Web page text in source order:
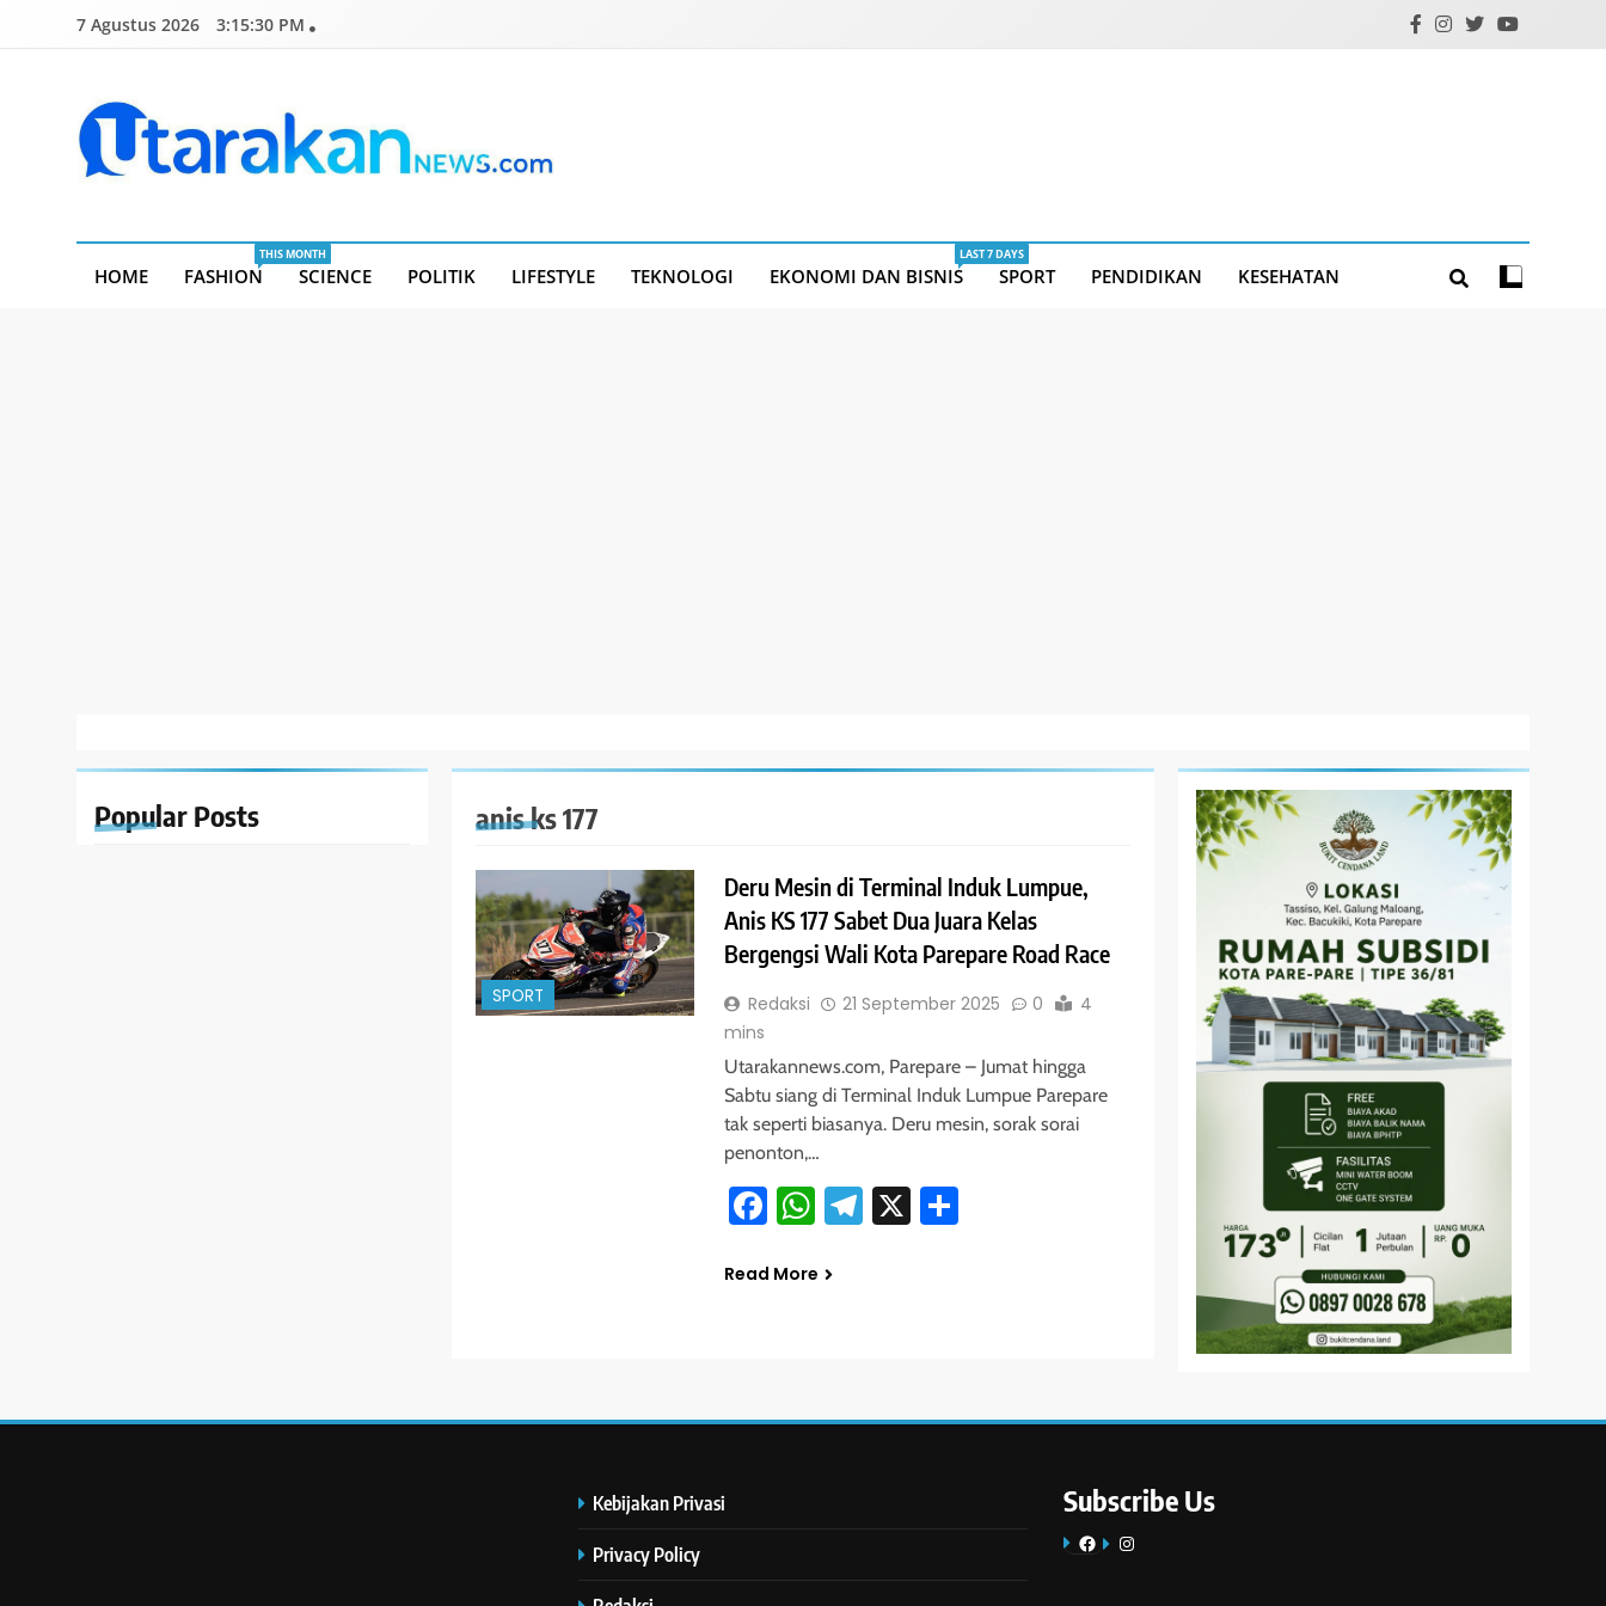
7 Agustus 2026 3:15:31 PM
HOME FASHION
THIS MONTH
SCIENCE POLITIK LIFESTYLE TEKNOLOGI EKONOMI DAN BISNIS
LAST 7 DAYS
SPORT PENDIDIKAN KESEHATAN
Popular Posts anis ks 177
SPORT
Deru Mesin di Terminal Induk Lumpue,
Anis KS 177 Sabet Dua Juara Kelas
Bergengsi Wali Kota Parepare Road Race
Redaksi 21 September 2025 0
4
mins
Utarakannews.com, Parepare – Jumat hingga
Sabtu siang di Terminal Induk Lumpue Parepare
tak seperti biasanya. Deru mesin, sorak sorai
penonton,…
Facebook
WhatsApp
Telegram
X Share
Read More
Kebijakan Privasi
Privacy Policy
Subscribe Us
FacebookInstagram